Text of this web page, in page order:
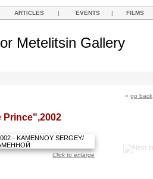
ARTICLES | EVENTS | FILMS
Metelitsin Gallery
« go back
Prince",2002
Click to enlarge